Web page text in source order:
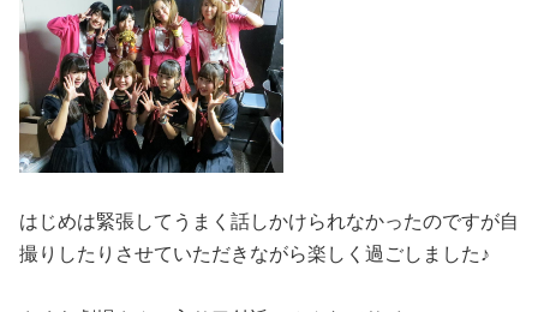
はじめは緊張してうまく話しかけられなかったのですが自
撮りしたりさせていただきながら楽しく過ごしました♪